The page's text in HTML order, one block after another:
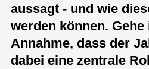
aussagt - und wie
werden können.
Annahme, dass der
dabei eine zentrale